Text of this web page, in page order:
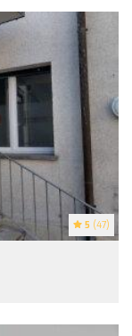
5 (47)